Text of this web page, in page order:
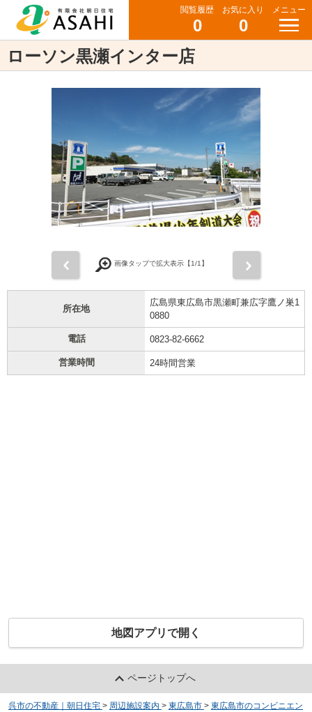
閲覧履歴
0
お気に入り
0
メニュー
ローソン黒瀬インター店
画像タップで拡大表示【1/1】
所在地
広島県東広島市黒瀬町兼広字鷹ノ巣1
0880
電話 0823-82-6662
営業時間 24時間営業
地図アプリで開く
ページトップへ
呉市の不動産｜朝日住宅 > 周辺施設案内 > 東広島市 > 東広島市のコンビニエン